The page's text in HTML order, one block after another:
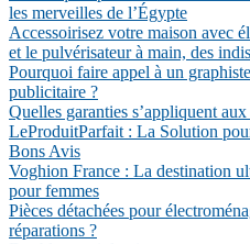
les merveilles de l’Égypte
Accessoirisez votre maison avec
et le pulvérisateur à main, des
Pourquoi faire appel à un
publicitaire ?
Quelles garanties s’appliquent
LeProduitParfait : La Solution
Bons Avis
Voghion France : La destination
pour femmes
Pièces détachées pour
réparations ?